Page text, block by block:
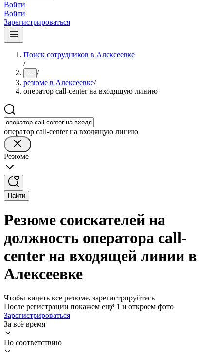
Войти
Войти
Зарегистрироваться
Поиск сотрудников в Алексеевке
/
... /
резюме в Алексеевке/
оператор call-center на входящую линию
оператор call-center на входящую линию
Резюме
Найти
Резюме соискателей на
должность оператора call-
center на входящей линии в
Алексеевке
Чтобы видеть все резюме, зарегистрируйтесь
После регистрации покажем ещё 1 и откроем фото
Зарегистрироваться
За всё время
По соответствию